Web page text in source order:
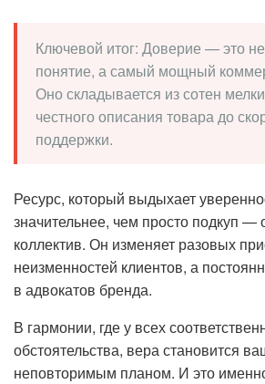
Ключевой итог: Доверие — это
понятие, а самый мощный
Оно складывается из сотен
честного описания товара до
поддержки.
Ресурс, который выдыхает
значительнее, чем просто подкуп —
коллектив. Он изменяет разовых
неизменностей клиентов, а
в адвокатов бренда.
В гармонии, где у всех
обстоятельства, вера становится
неповторимым планом. И это